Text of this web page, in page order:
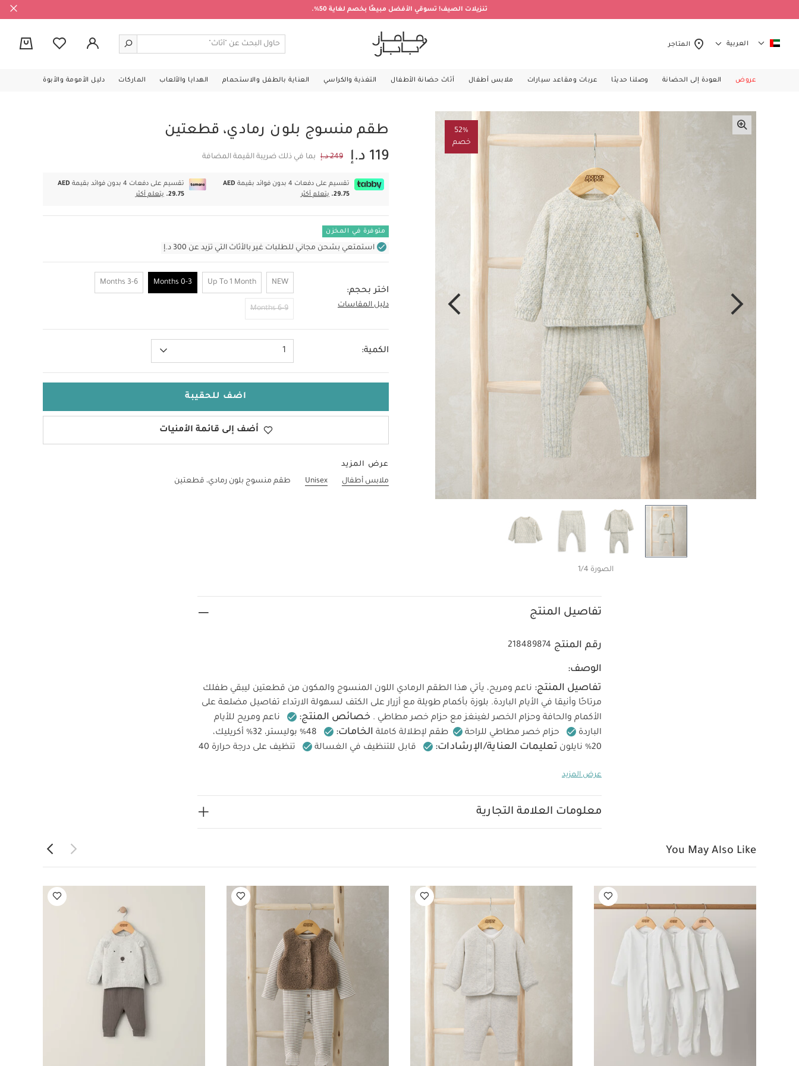
تنزيلات الصيف! تسوقي الأفضل مبيعًا بخصم لغاية 50%.
العربية المتاجر
عروض العودة إلى الحضانة وصلنا حديثا عربات ومقاعد سيارات ملابس أطفال أثاث حضانة الأطفال التغذية والكراسي العناية بالطفل والاستحمام الهدايا والألعاب الماركات دليل الأمومة والأبوة
52%
خصم
الصورة 1/4
طقم منسوج بلون رمادي، قطعتين
119 د.إ
249 د.إ بما في ذلك ضريبة القيمة المضافة
تقسيم على دفعات 4 بدون فوائد بقيمة
AED
29.75.
يتعلم أكثر
تقسيم على دفعات 4 بدون فوائد بقيمة
AED
29.75.
يتعلم أكثر
متوفرة في المخزن
استمتعي بشحن مجاني للطلبات غير بالأثاث التي تزيد عن 300 د.إ
اختر بحجم:
دليل المقاسات
NEW
Up To 1 Month
0-3 Months
3-6 Months
6-9 Months 0-3 Months
الكمية: 1
اضف للحقيبة
أضف إلى قائمة الأمنيات
عرض المزيد
ملابس أطفال
Unisex طقم منسوج بلون رمادي، قطعتين
تفاصيل المنتج
رقم المنتج 218489874
الوصف:
تفاصيل المنتج: ناعم ومريح، يأتي هذا الطقم الرمادي اللون المنسوج والمكون من قطعتين ليبقي طفلك
مرتاحًا وأنيقا في الأيام الباردة. بلوزة بأكمام طويلة مع أزرار على الكتف لسهولة الارتداء تفاصيل مضلعة على
الأكمام والحافة وحزام الخصر لغينغز مع حزام خصر مطاطي . خصائص المنتج:
ناعم ومريح للأيام
الباردة
حزام خصر مطاطي للراحة طقم لإطلالة كاملة الخامات:
48% بوليستر، 32% أكريليك،
20% نايلون
تعليمات العناية/الإرشادات: قابل للتنظيف في الغسالة
تنظيف على درجة حرارة 40
التنظيف الجاف
منسوج بتصميم دب - قطعتان
طقم لغينغز وكارديجان مزين بتطريز "مي اند يو" ووجه دب
عرض المزيد
معلومات العلامة التجارية
You May Also Like